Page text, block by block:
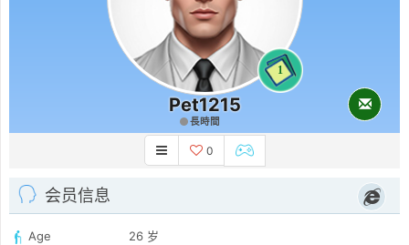
1
Pet1215
長時間
0
会员信息
Age
26 岁